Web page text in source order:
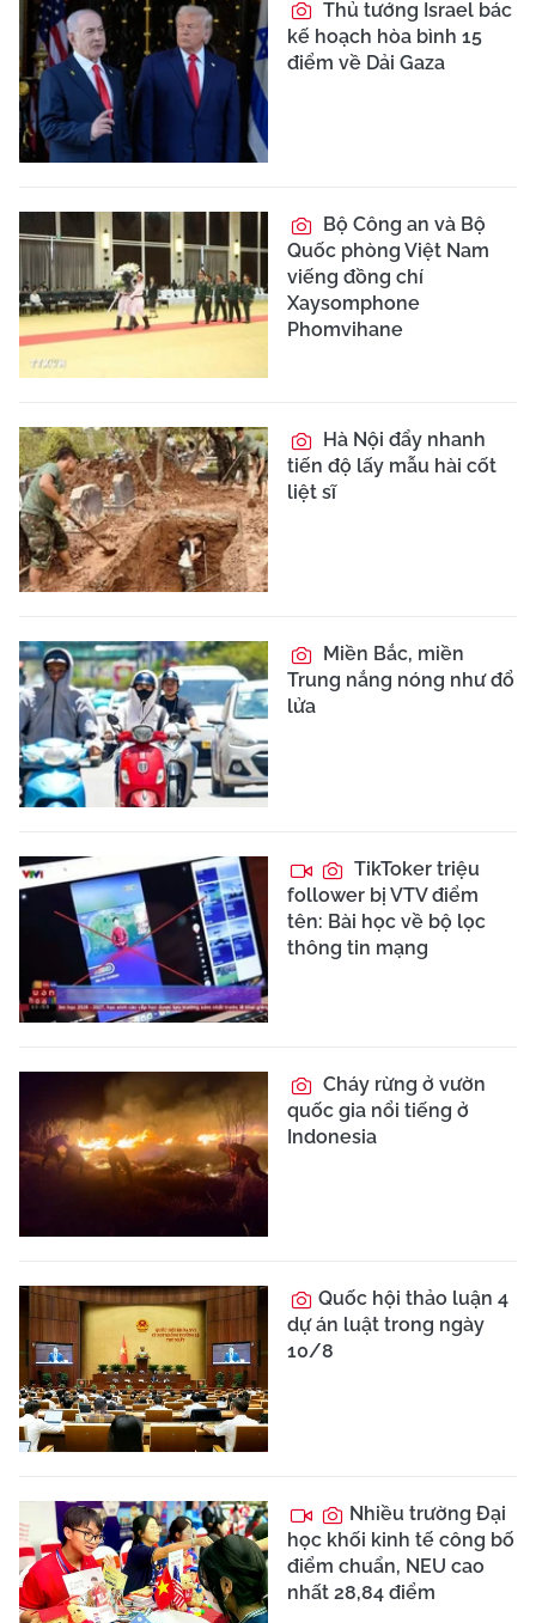
Nổ lớn ở vùng ngoại
ô thủ đô Syria, nhiều
người thương vong
Tài xế có cồn cao
gấp hơn 2 lần mức kịch
khung, bị phạt và giữ xe
Mưa lớn tại Sơn
La gây sạt lở, ngập úng
diện rộng, thiệt hại nặng
'Thần cồn' vi
phạm vượt 2 lần mức
kịch khung, đi xe máy
Quảng cáo dưới
danh nghĩa lương y,
đường dây bán hàng thu
hơn 120 tỷ đồng
Giảm hơn 17.000
cơ sở giáo dục công lập
cả nước trước thềm
Huấn Hoa Hồng và
loạt ồn ào pháp luật,
giang hồ mạng gây xôn
Đề nghị siết quản lý
quà tiền tỷ trên
livestream để phòng,
chống rửa tiền